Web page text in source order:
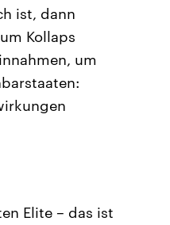
ist, dann
Kollaps
um
Elite – das ist